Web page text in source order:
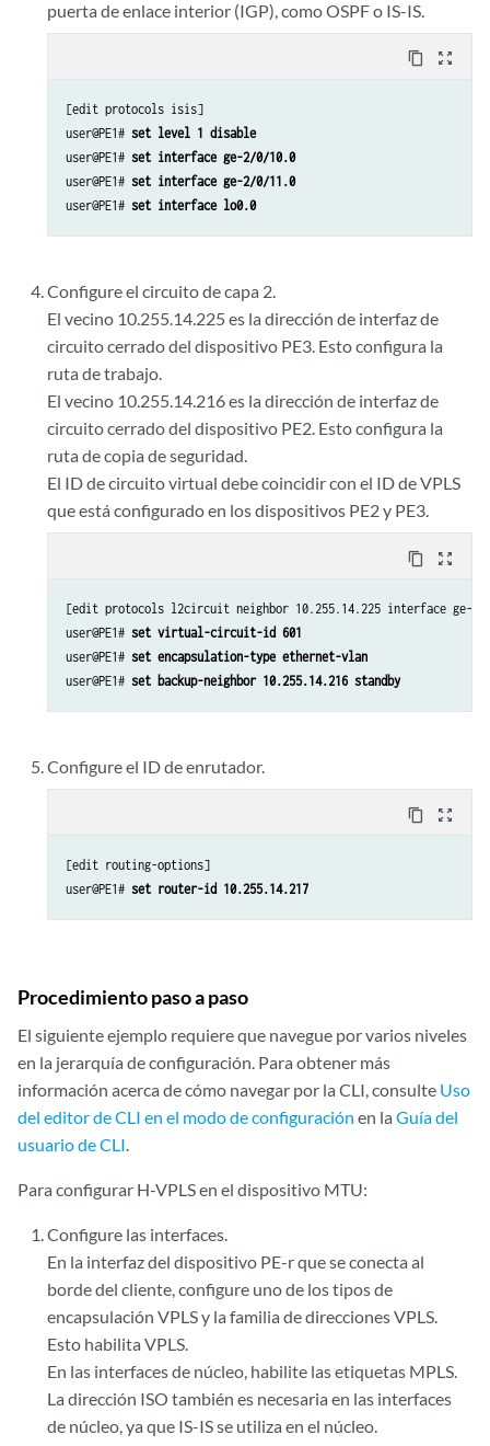
puerta de enlace interior (IGP), como OSPF o IS-IS.
content_copy zoom_out_map
[edit protocols isis]
user@PE1# set level 1 disable
user@PE1# set interface ge-2/0/10.0
user@PE1# set interface ge-2/0/11.0
user@PE1# set interface lo0.0
Configure el circuito de capa 2.
El vecino 10.255.14.225 es la dirección de interfaz de
circuito cerrado del dispositivo PE3. Esto configura la
ruta de trabajo.
El vecino 10.255.14.216 es la dirección de interfaz de
circuito cerrado del dispositivo PE2. Esto configura la
ruta de copia de seguridad.
El ID de circuito virtual debe coincidir con el ID de VPLS
que está configurado en los dispositivos PE2 y PE3.
content_copy zoom_out_map
[edit protocols l2circuit neighbor 10.255.14.225 interface ge-2/
user@PE1# set virtual-circuit-id 601
user@PE1# set encapsulation-type ethernet-vlan
user@PE1# set backup-neighbor 10.255.14.216 standby
Configure el ID de enrutador.
content_copy zoom_out_map
[edit routing-options]
user@PE1# set router-id 10.255.14.217
Procedimiento paso a paso
El siguiente ejemplo requiere que navegue por varios niveles
en la jerarquía de configuración. Para obtener más
información acerca de cómo navegar por la CLI, consulte Uso
del editor de CLI en el modo de configuración en la Guía del
usuario de CLI.
Para configurar H-VPLS en el dispositivo MTU:
Configure las interfaces.
En la interfaz del dispositivo PE-r que se conecta al
borde del cliente, configure uno de los tipos de
encapsulación VPLS y la familia de direcciones VPLS.
Esto habilita VPLS.
En las interfaces de núcleo, habilite las etiquetas MPLS.
La dirección ISO también es necesaria en las interfaces
de núcleo, ya que IS-IS se utiliza en el núcleo.